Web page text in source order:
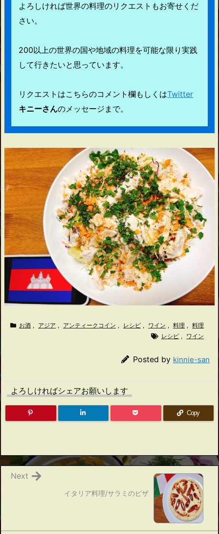
よろしければ世界の料理のリクエストもお寄せくだ
さい。
200以上の世界の国や地域の料理を可能な限り実践
して行きたいと思っています。
リクエストはこちらのコメント欄もしくはTwitter
キニーさんのメッセージまで。
お酒 , アジア , アンティークコイン , レシピ , ワイン , 料理 , 料理
レシピ , ワイン
Posted by kinnie-san
よろしければシェアお願いします
Copy
イタリア料理/サラミのピザ
Next